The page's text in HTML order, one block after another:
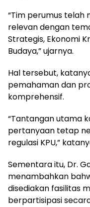
“Tim perumus telah
relevan dengan
Strategis, Ekonomi
Budaya,” ujarnya.
Hal tersebut,
pemahaman dan
komprehensif.
“Tantangan utama
pertanyaan tetap
regulasi KPU,”
Sementara itu, Dr.
menambahkan
disediakan fasilitas
berpartisipasi